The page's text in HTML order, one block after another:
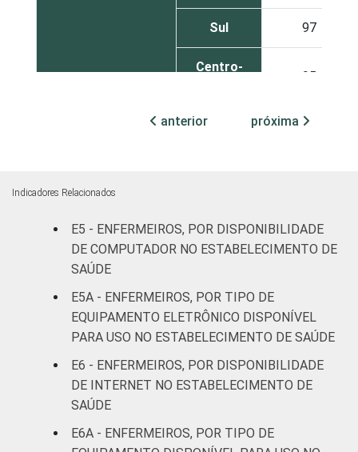
Sul 97
Centro-
95
Sem
(até 50
leitos)
internação
(mais de
50 leitos)
93
Serviço de
terapia
anterior próxima
Indicadores Relacionados
E5 - ENFERMEIROS, POR DISPONIBILIDADE
DE COMPUTADOR NO ESTABELECIMENTO DE
SAÚDE
E5A - ENFERMEIROS, POR TIPO DE
EQUIPAMENTO ELETRÔNICO DISPONÍVEL
PARA USO NO ESTABELECIMENTO DE SAÚDE
E6 - ENFERMEIROS, POR DISPONIBILIDADE
DE INTERNET NO ESTABELECIMENTO DE
SAÚDE
E6A - ENFERMEIROS, POR TIPO DE